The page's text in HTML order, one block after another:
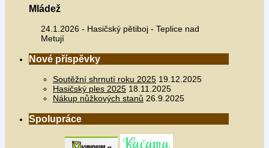
Mládež
24.1.2026 - Hasičský pětiboj - Teplice nad
Metují
Nové příspěvky
Soutěžní shrnutí roku 2025 19.12.2025
Hasičský ples 2025 18.11.2025
Nákup nůžkových stanů 26.9.2025
Spolupráce